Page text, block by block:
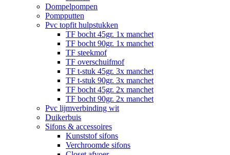
Dompelpompen
Pompputten
Pvc topfit hulpstukken
TF bocht 45gr. 1x manchet
TF bocht 90gr. 1x manchet
TF steekmof
TF overschuifmof
TF t-stuk 45gr. 3x manchet
TF t-stuk 90gr. 3x manchet
TF bocht 45gr. 2x manchet
TF bocht 90gr. 2x manchet
Pvc lijmverbinding wit
Duikerbuis
Sifons & accessoires
Kunststof sifons
Verchroomde sifons